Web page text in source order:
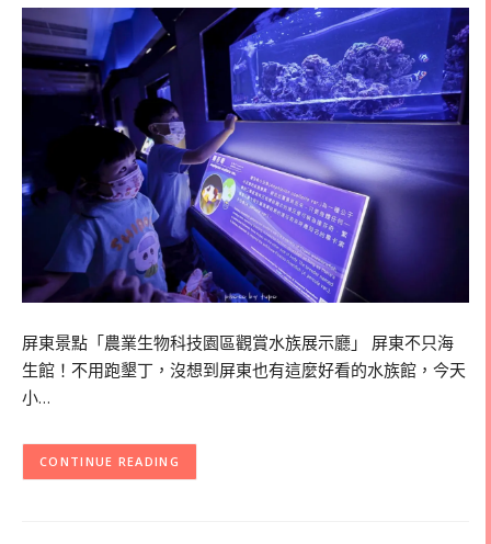
屏東景點「農業生物科技園區觀賞水族展示廳」 屏東不只海
生館！不用跑墾丁，沒想到屏東也有這麼好看的水族館，今天
小…
CONTINUE READING